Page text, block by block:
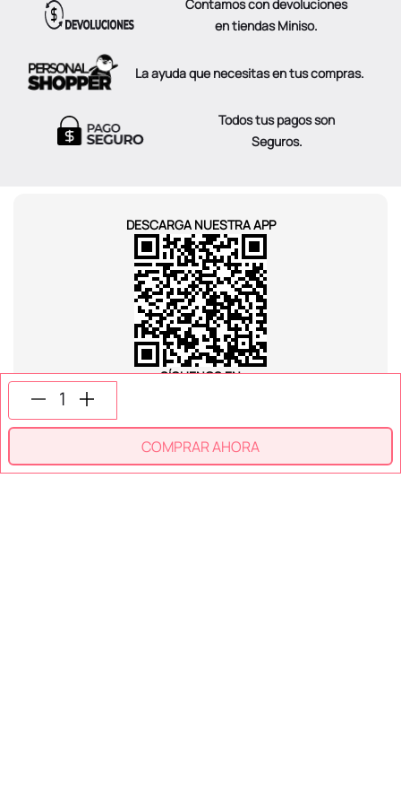
COMPRAR AHORA
Contamos con devoluciones
en tiendas Miniso.
La ayuda que necesitas en tus compras.
Todos tus pagos son
Seguros.
DESCARGA NUESTRA APP
SÍGUENOS EN